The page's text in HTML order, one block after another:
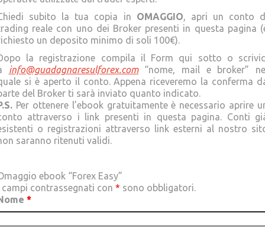
subito la tua copia in OMAGGIO, apri un conto
reale con uno dei Broker presenti in questa pagina
un deposito minimo di soli 100€).
la registrazione compila il Form qui sotto o
info@guadagnaresulforex.com“nome, mail e broker”
si è aperto il conto. Appena riceveremo la conferma
del Broker ti sarà inviato quanto indicato.
Per ottenere l’ebook gratuitamente è necessario aprire
attraverso i link presenti in questa pagina. Conti
o registrazioni attraverso link esterni al nostro
saranno ritenuti validi.
ebook “Forex Easy”
campi contrassegnati con * sono obbligatori.
*